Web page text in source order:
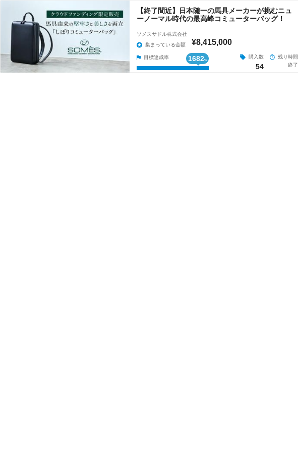
【終了間近】日本随一の馬具メーカーが挑むニュ
ーノーマル時代の最高峰コミューターバッグ！
ソメスサドル株式会社
集まっている金額
¥8,415,000
目標達成率 1682%
購入数
54
残り時間
終了